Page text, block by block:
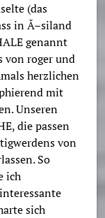
(das
in Ã–siland
genannt
von roger und
herzlichen
mit
Unseren
die passen
von
So
ich
sich